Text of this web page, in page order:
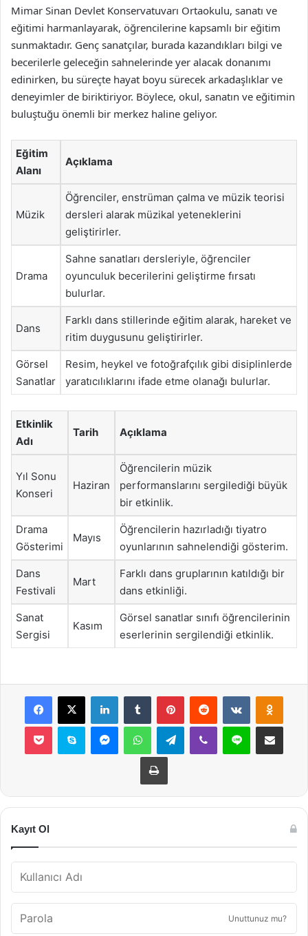
Mimar Sinan Devlet Konservatuvarı Ortaokulu, sanatı ve
eğitimi harmanlayarak, öğrencilerine kapsamlı bir eğitim
sunmaktadır. Genç sanatçılar, burada kazandıkları bilgi ve
becerilerle geleceğin sahnelerinde yer alacak donanımı
edinirken, bu süreçte hayat boyu sürecek arkadaşlıklar ve
deneyimler de biriktiriyor. Böylece, okul, sanatın ve eğitimin
buluştuğu önemli bir merkez haline geliyor.
Eğitim
Alanı
Açıklama
Müzik
Öğrenciler, enstrüman çalma ve müzik teorisi
dersleri alarak müzikal yeteneklerini
geliştirirler.
Drama
Sahne sanatları dersleriyle, öğrenciler
oyunculuk becerilerini geliştirme fırsatı
bulurlar.
Dans
Farklı dans stillerinde eğitim alarak, hareket ve
ritim duygusunu geliştirirler.
Görsel
Sanatlar
Resim, heykel ve fotoğrafçılık gibi disiplinlerde
yaratıcılıklarını ifade etme olanağı bulurlar.
Etkinlik
Adı
Tarih Açıklama
Yıl Sonu
Konseri
Haziran
Öğrencilerin müzik
performanslarını sergilediği büyük
bir etkinlik.
Drama
Gösterimi
Mayıs
Öğrencilerin hazırladığı tiyatro
oyunlarının sahnelendiği gösterim.
Dans
Festivali
Mart
Farklı dans gruplarının katıldığı bir
dans etkinliği.
Sanat
Sergisi
Kasım
Görsel sanatlar sınıfı öğrencilerinin
eserlerinin sergilendiği etkinlik.
Facebook
X LinkedInTumblr PinterestReddit VKontakte
Pocket Skype MessengerWhatsAppTelegramViber Line E-Posta ile
Yazdır
Kayıt Ol
Unuttunuz mu?